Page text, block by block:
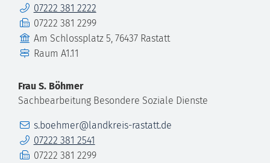
Telefon07222 381 2222
Fax 07222 381 2299
Gebäude
Am Schlossplatz 5, 76437 Rastatt
Raum A1.11
Frau S. Böhmer
Sachbearbeitung Besondere Soziale Dienste
E-Mails.boehmer@landkreis-rastatt.de
Telefon07222 381 2541
Fax 07222 381 2299